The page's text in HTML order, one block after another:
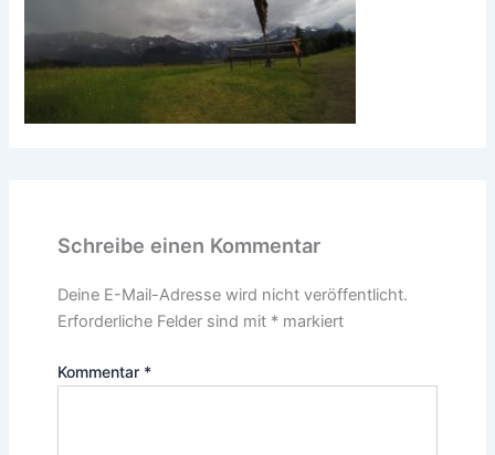
Schreibe einen Kommentar
Deine E-Mail-Adresse wird nicht veröffentlicht.
Erforderliche Felder sind mit *markiert
Kommentar *